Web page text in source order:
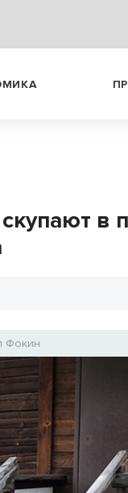
в
Фокин